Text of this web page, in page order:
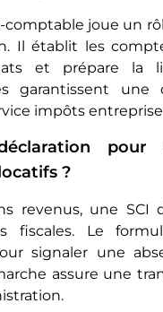
comptable joue un
Il établit les
et prépare la
garantissent une
impôts
pour
?
revenus, une SCI
fiscales. Le
signaler une
assure une